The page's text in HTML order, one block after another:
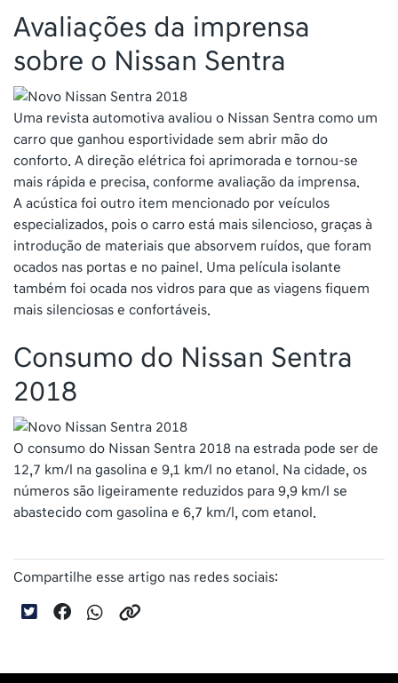
Avaliações da imprensa
sobre o Nissan Sentra
Uma revista automotiva avaliou o Nissan Sentra como um
carro que ganhou esportividade sem abrir mão do
conforto. A direção elétrica foi aprimorada e tornou-se
mais rápida e precisa, conforme avaliação da imprensa.
A acústica foi outro item mencionado por veículos
especializados, pois o carro está mais silencioso, graças à
introdução de materiais que absorvem ruídos, que foram
ocados nas portas e no painel. Uma película isolante
também foi ocada nos vidros para que as viagens fiquem
mais silenciosas e confortáveis.
Consumo do Nissan Sentra
2018
O consumo do Nissan Sentra 2018 na estrada pode ser de
12,7 km/l na gasolina e 9,1 km/l no etanol. Na cidade, os
números são ligeiramente reduzidos para 9,9 km/l se
abastecido com gasolina e 6,7 km/l, com etanol.
Compartilhe esse artigo nas redes sociais: